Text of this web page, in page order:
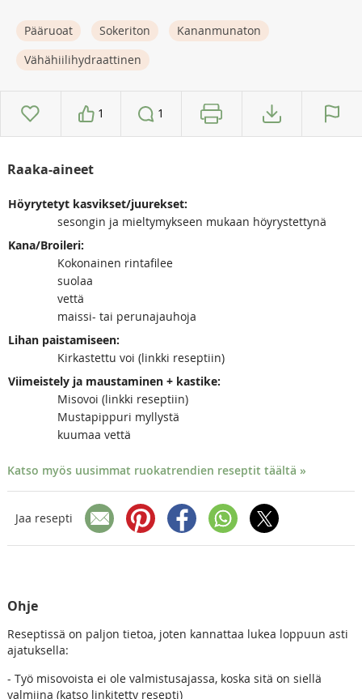
Pääruoat Sokeriton
Kananmunaton
Vähähiilihydraattinen
1 1
Raaka-aineet
Höyrytetyt kasvikset/juurekset:
sesongin ja mieltymykseen mukaan höyrystettynä
Kana/Broileri:
Kokonainen rintafilee
suolaa
vettä
maissi- tai perunajauhoja
Lihan paistamiseen:
Kirkastettu voi (linkki reseptiin)
Viimeistely ja maustaminen + kastike:
Misovoi (linkki reseptiin)
Mustapippuri myllystä
kuumaa vettä
Katso myös uusimmat ruokatrendien reseptit täältä »
Jaa resepti
Ohje
Reseptissä on paljon tietoa, joten kannattaa lukea loppuun asti
ajatuksella:
- Työ misovoista ei ole valmistusajassa, koska sitä on siellä
valmiina (katso linkitetty resepti)